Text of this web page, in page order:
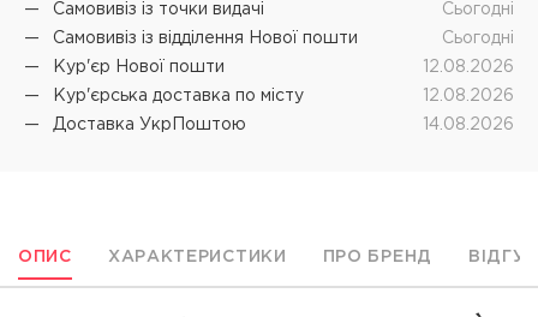
Самовивіз iз точки видачі
Cьогодні
Самовивіз iз відділення Нової пошти
Cьогодні
Кур'єр Нової пошти
12.08.2026
Кур'єрська доставка по місту
12.08.2026
Доставка УкрПоштою
14.08.2026
ОПИС ХАРАКТЕРИСТИКИ ПРО БРЕНД